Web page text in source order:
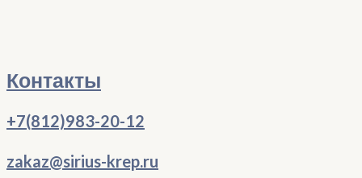
Контакты
+7(812)983-20-12
zakaz@sirius-krep.ru